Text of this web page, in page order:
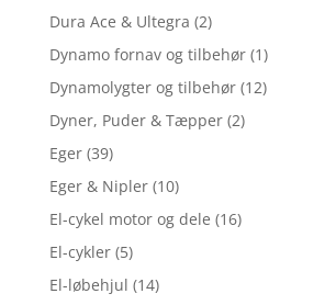
Dura Ace & Ultegra (2)
Dynamo fornav og tilbehør (1)
Dynamolygter og tilbehør (12)
Dyner, Puder & Tæpper (2)
Eger (39)
Eger & Nipler (10)
El-cykel motor og dele (16)
El-cykler (5)
El-løbehjul (14)